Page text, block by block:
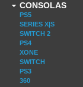
CONSOLAS
PS5
SERIES X|S
SWITCH 2
PS4
XONE
SWITCH
PS3
360